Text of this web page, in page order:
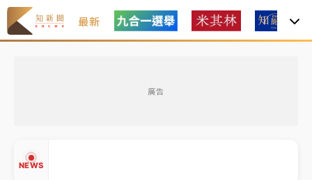
最新
廣告
NEWS
處置制度大變革！ 證交所今起縮短股票「關禁閉」天
數與撮合時間